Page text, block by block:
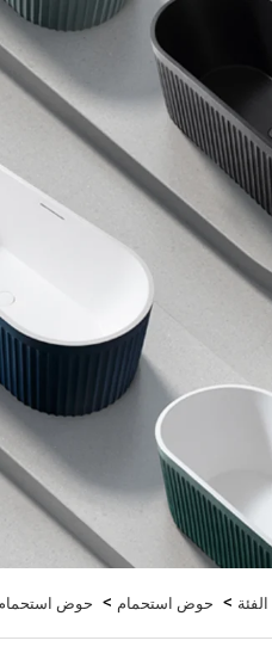
الفئة > حوض استحمام > حوض استحمام